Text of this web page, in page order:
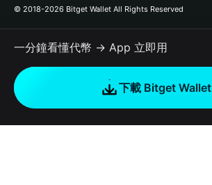
RWA
如何購買加密貨幣
Polygon
© 2018-2026 Bitget Wallet All Rights Reserved
一分鐘看懂代幣 → App 立即用
下載 Bitget Wallet